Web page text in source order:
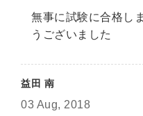
無事に試験に合格し
うございました
益田 南
03 Aug, 2018